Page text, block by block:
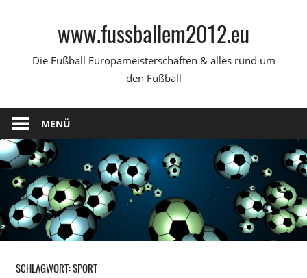
www.fussballem2012.eu
Die Fußball Europameisterschaften & alles rund um
den Fußball
MENÜ
SCHLAGWORT:SPORT